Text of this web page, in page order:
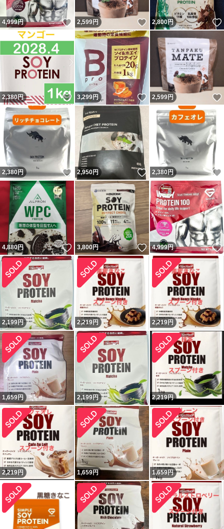
4,999円 いいね！
2,599円 いいね！
2,800円
2,380円 いいね！
3,299円 いいね！
2,599円
2,380円 いいね！
2,950円 いいね！
2,380円
4,880円 いいね！
3,800円 いいね！
4,999円
2,199円 2,219円 2,219円
1,659円 2,199円 2,219円
2,219円 1,659円 1,659円